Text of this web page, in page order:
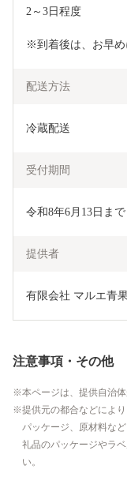
2～3日程度
※到着後は、お早め
配送方法
冷蔵配送
受付期間
令和8年6月13日まで
提供者
有限会社 マルエ青
注意事項・その他
本ページは、提供自治
提供元の都合などによ
パッケージ、原材料な
礼品のパッケージやラ
い。